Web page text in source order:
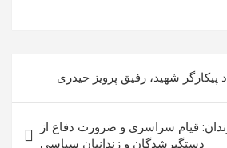
پیکارگر شهید، رفیق پرویز حیدری
قیام سراسری و ضرورت دفاع از
دستگیرشدگان و زندانیان سیاسی